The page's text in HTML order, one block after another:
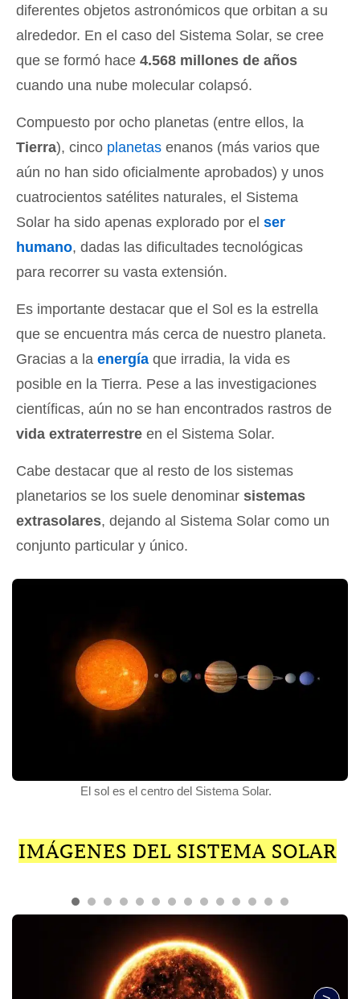
diferentes objetos astronómicos que orbitan a su
alrededor. En el caso del Sistema Solar, se cree
que se formó hace 4.568 millones de años
cuando una nube molecular colapsó.
Compuesto por ocho planetas (entre ellos, la
Tierra), cinco planetas enanos (más varios que
aún no han sido oficialmente aprobados) y unos
cuatrocientos satélites naturales, el Sistema
Solar ha sido apenas explorado por el ser
humano, dadas las dificultades tecnológicas
para recorrer su vasta extensión.
Es importante destacar que el Sol es la estrella
que se encuentra más cerca de nuestro planeta.
Gracias a la energía que irradia, la vida es
posible en la Tierra. Pese a las investigaciones
científicas, aún no se han encontrados rastros de
vida extraterrestre en el Sistema Solar.
Cabe destacar que al resto de los sistemas
planetarios se los suele denominar sistemas
extrasolares, dejando al Sistema Solar como un
conjunto particular y único.
El sol es el centro del Sistema Solar.
IMÁGENES DEL SISTEMA SOLAR